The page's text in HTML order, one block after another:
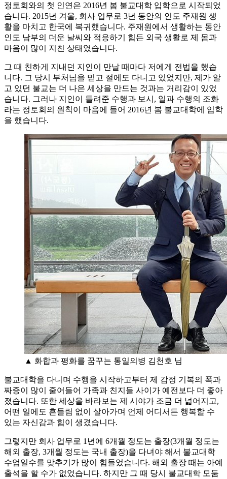
정토회와의 첫 인연은 2016년 봄 불교대학 입학으로 시작되었
습니다. 2015년 겨울, 회사 업무로 3년 동안의 인도 주재원 생
활을 마치고 한국에 복귀했습니다. 주재원에서 생활하는 동안
인도 남부의 더운 날씨와 적응하기 힘든 외국 생활로 제 몸과
마음이 많이 지친 상태였습니다.
그 때 친하게 지내던 지인이 만날 때마다 저에게 전법을 했습
니다. 그 당시 부처님을 믿고 절에도 다니고 있었지만, 제가 알
고 있던 불교는 더 나은 세상을 만드는 것과는 거리감이 있었
습니다. 그러나 지인이 들려준 수행과 보시, 일과 수행의 조화
라는 정토회의 원칙이 마음에 들어 2016년 봄 불교대학에 입학
을 했습니다.
▲ 화합과 평화를 꿈꾸는 통일의병 김천호 님
불교대학을 다니며 수행을 시작하고부터 제 감정 기복의 폭과
짜증이 많이 줄어들어 가족과 친지들 사이가 예전보다 더 좋아
졌습니다. 또한 세상을 바라보는 제 시야가 조금 더 넓어지고,
어떤 일에도 흔들림 없이 살아가며 언제 어디서든 행복할 수
있는 자신감과 힘이 생겼습니다.
그렇지만 회사 업무로 1년에 6개월 정도는 출장(3개월 정도는
해외 출장, 3개월 정도는 국내 출장)을 다녀야 해서 불교대학
수업일수를 맞추기가 많이 힘들었습니다. 해외 출장 때는 아예
출석을 할 수가 없었습니다. 하지만 그 때 당시 불교대학 모둠